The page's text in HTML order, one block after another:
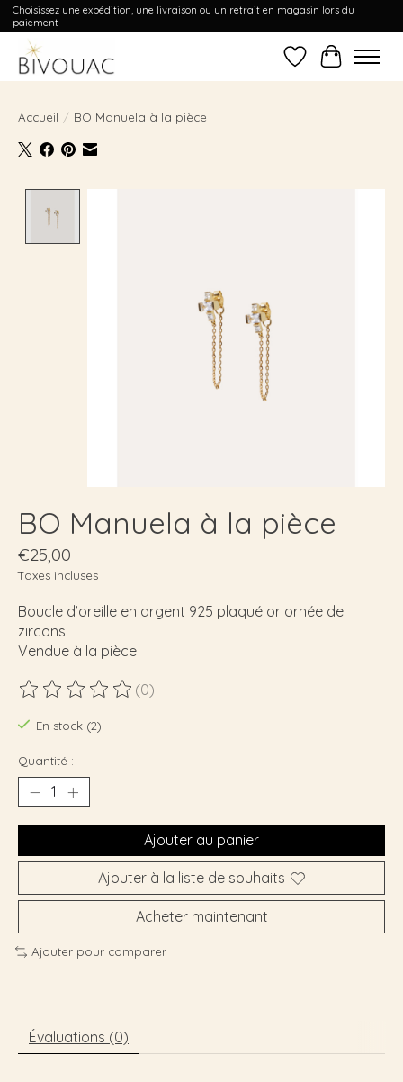
Choisissez une expédition, une livraison ou un retrait en magasin lors du
paiement
Liste dePanier
Accueil / BO Manuela à la pièce
BO Manuela à la pièce
€25,00
Taxes incluses
Boucle d’oreille en argent 925 plaqué or ornée de
zircons.
Vendue à la pièce
Ce produit est évalué à
(0)
En stock (2)
Quantité :
Ajouter au panier
Ajouter à la liste de souhaits
Acheter maintenant
Ajouter pour comparer
Évaluations (0)